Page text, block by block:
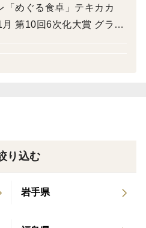
ケ地となった、工藤清一氏の
す。
者たちの口コミによって広ま
す。
時期に収穫を迎えるため、栽
「めぐる食卓」テキカカ
第10回6次化大賞 グラン
チ」 2023年10月 BS11
常盤貴子さん 日本料理界
り込む
岩手県